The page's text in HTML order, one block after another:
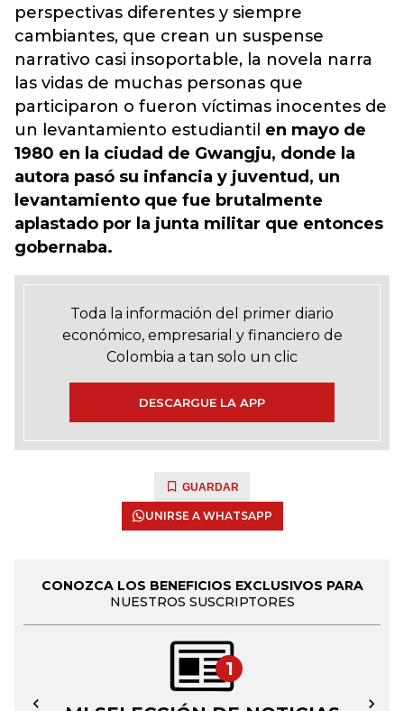
perspectivas diferentes y siempre
cambiantes, que crean un suspense
narrativo casi insoportable, la novela narra
las vidas de muchas personas que
participaron o fueron víctimas inocentes de
un levantamiento estudiantil en mayo de
1980 en la ciudad de Gwangju, donde la
autora pasó su infancia y juventud, un
levantamiento que fue brutalmente
aplastado por la junta militar que entonces
gobernaba.
Toda la información del primer diario
económico, empresarial y financiero de
Colombia a tan solo un clic
DESCARGUE LA APP
GUARDAR
UNIRSE A WHATSAPP
CONOZCA LOS BENEFICIOS EXCLUSIVOS PARA
NUESTROS SUSCRIPTORES
1